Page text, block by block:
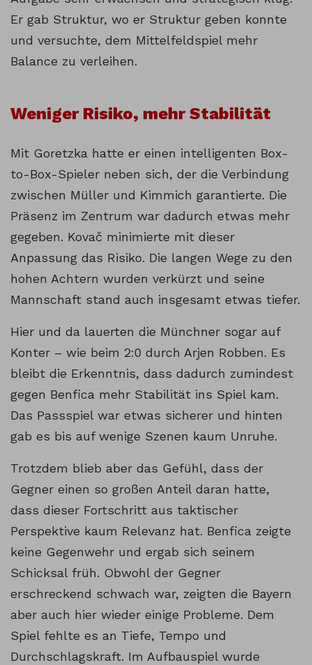
Er gab Struktur, wo er Struktur geben konnte
und versuchte, dem Mittelfeldspiel mehr
Balance zu verleihen.
Weniger Risiko, mehr Stabilität
Mit Goretzka hatte er einen intelligenten Box-
to-Box-Spieler neben sich, der die Verbindung
zwischen Müller und Kimmich garantierte. Die
Präsenz im Zentrum war dadurch etwas mehr
gegeben. Kovač minimierte mit dieser
Anpassung das Risiko. Die langen Wege zu den
hohen Achtern wurden verkürzt und seine
Mannschaft stand auch insgesamt etwas tiefer.
Hier und da lauerten die Münchner sogar auf
Konter – wie beim 2:0 durch Arjen Robben. Es
bleibt die Erkenntnis, dass dadurch zumindest
gegen Benfica mehr Stabilität ins Spiel kam.
Das Passspiel war etwas sicherer und hinten
gab es bis auf wenige Szenen kaum Unruhe.
Trotzdem blieb aber das Gefühl, dass der
Gegner einen so großen Anteil daran hatte,
dass dieser Fortschritt aus taktischer
Perspektive kaum Relevanz hat. Benfica zeigte
keine Gegenwehr und ergab sich seinem
Schicksal früh. Obwohl der Gegner
erschreckend schwach war, zeigten die Bayern
aber auch hier wieder einige Probleme. Dem
Spiel fehlte es an Tiefe, Tempo und
Durchschlagskraft. Im Aufbauspiel wurde